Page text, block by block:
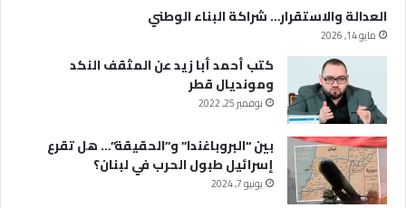
العدالة والاستقرار… شراكة البناء الوطني
مايو 14, 2026
كتب أحمد أبا زيد عن المثقف النكد
ومونديال قطر
نوفمبر 25, 2022
بين “البروباغندا” و”الحقيقة”… هل تقرع
إسرائيل طبول الحرب في لبنان؟
يونيو 7, 2024